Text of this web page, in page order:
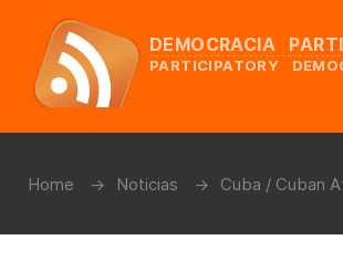
DEMOCRACIA
PARTICIPATORY
Home Noticias Cuba / Cuban